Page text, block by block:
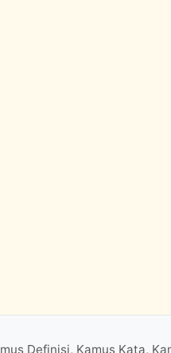
Definisi, Kamus Kata,